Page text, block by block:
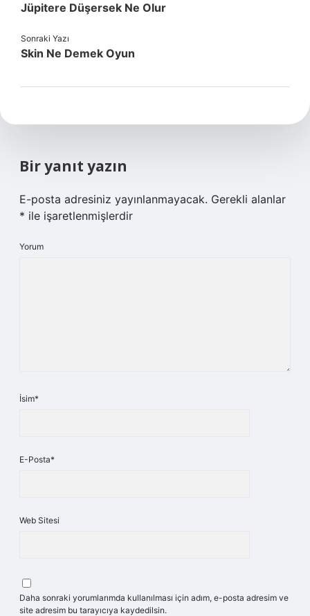
Jüpitere Düşersek Ne Olur
Sonraki Yazı
Skin Ne Demek Oyun
Bir yanıt yazın
E-posta adresiniz yayınlanmayacak. Gerekli alanlar
* ile işaretlenmişlerdir
Yorum
İsim*
E-Posta*
Web Sitesi
Daha sonraki yorumlarımda kullanılması için adım, e-posta adresim ve
site adresim bu tarayıcıya kaydedilsin.